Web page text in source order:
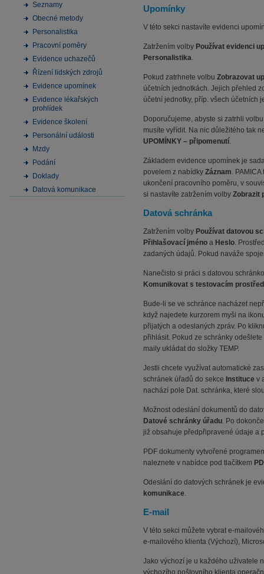
Seznamy
Obecné metody
Personalistika
Pracovní poměry
Evidence uchazečů
Řízení lidských zdrojů
Evidence upomínek
Evidence lékařských
prohlídek
Evidence školení
Personální události
Mzdy
Podání
Doklady
Datová komunikace
Upomínky
V této sekci nastavíte evidenci
Zatržením volby Používat evidenci
Personalistika.
Pokud zatrhnete volbu Zobrazovat
účetních jednotkách. Jejich přehled
účetní jednotky, příp. všech účetních
Doporučujeme, abyste si zatrhli
musíte vyřídit. Na nic důležitého tak
UPOMÍNKY – připomenutí.
Základem evidence upomínek je
povelem z nabídky Záznam.
ukončení pracovního poměru, v
si nastavíte zatržením volby Zobrazit
Datová schránka
Zatržením volby Používat datovou
Přihlašovací jméno a Heslo.
zadaných údajů. Pokud naváže
Nanečisto si práci s datovou
Komunikovat s testovacím
Bude-li se ve schránce nacházet
když najedete kurzorem myši na
přijatých a odeslaných zpráv. Po
přihlásit. Pokud ze schránky
maily ukládat do složky TEMP.
Jestli chcete využívat automatické
schránek úřadů do sekce Instituce v
nachází pole Dat. schránka, které
Možnost odeslání dokumentů do
Datové schránky úřadu. Po
již obsahuje předpřipravené údaje a
PDF dokumenty vytvořené
naleznete v nabídce pod tlačítkem
Odeslání do datových schránek je
komunikace.
E-mail
V této sekci můžete vybrat e-
e-mailového klienta (Výchozí),
Jako výchozí je u každého uživatele
výchozího poštovního klienta